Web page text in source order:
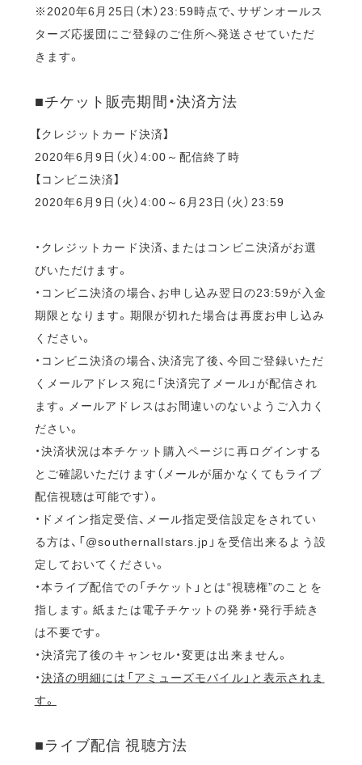
※2020年6月25日（木）23:59時点で、サザンオールス
ターズ応援団にご登録のご住所へ発送させていただ
きます。
■チケット販売期間・決済方法
【クレジットカード決済】
2020年6月9日（火）4:00～配信終了時
【コンビニ決済】
2020年6月9日（火）4:00～6月23日（火）23:59
・クレジットカード決済、またはコンビニ決済がお選
びいただけます。
・コンビニ決済の場合、お申し込み翌日の23:59が入金
期限となります。期限が切れた場合は再度お申し込み
ください。
・コンビニ決済の場合、決済完了後、今回ご登録いただ
くメールアドレス宛に「決済完了メール」が配信され
ます。メールアドレスはお間違いのないようご入力く
ださい。
・決済状況は本チケット購入ページに再ログインする
とご確認いただけます（メールが届かなくてもライブ
配信視聴は可能です）。
・ドメイン指定受信、メール指定受信設定をされてい
る方は、「@southernallstars.jp」を受信出来るよう設
定しておいてください。
・本ライブ配信での「チケット」とは“視聴権”のことを
指します。紙または電子チケットの発券・発行手続き
は不要です。
・決済完了後のキャンセル・変更は出来ません。
・決済の明細には「アミューズモバイル」と表示されま
す。
■ライブ配信 視聴方法